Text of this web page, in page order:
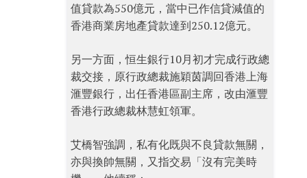
值貸款為550億元，當中已作信貸減值的
香港商業房地產貸款達到250.12億元。
另一方面，恒生銀行10月初才完成行政總
裁交接，原行政總裁施穎茵調回香港上海
滙豐銀行，出任香港區副主席，改由滙豐
香港行政總裁林慧虹領軍。
艾橋智強調，私有化既與不良貸款無關，
亦與換帥無關，又指交易「沒有完美時